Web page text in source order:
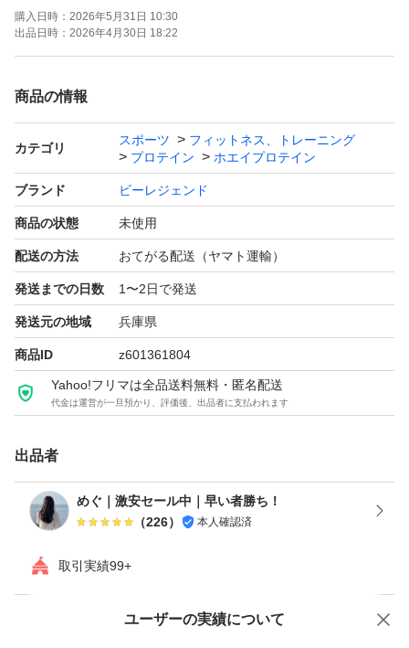
⑩ よう振るとヨーグルト風味
【こんな方におすすめ】
・いきなり大袋は不安な方
・味を飲み比べしたい方
購入日時： 2026年5月31日 10:30
出品日時： 2026年4月30日 18:22
商品の情報
カテゴリ
スポーツ
フィットネス、トレーニング
プロテイン
ホエイプロテイン
ブランド ビーレジェンド
商品の状態 未使用
配送の方法 おてがる配送（ヤマト運輸）
発送までの日数 1〜2日で発送
発送元の地域 兵庫県
商品ID z601361804
Yahoo!フリマは全品送料無料・匿名配送
代金は運営が一旦預かり、評価後、出品者に支払われます
出品者
めぐ｜激安セール中｜早い者勝ち！
（226） 本人確認済
取引実績99+
ユーザーの実績について
価格の相談 商品への質問